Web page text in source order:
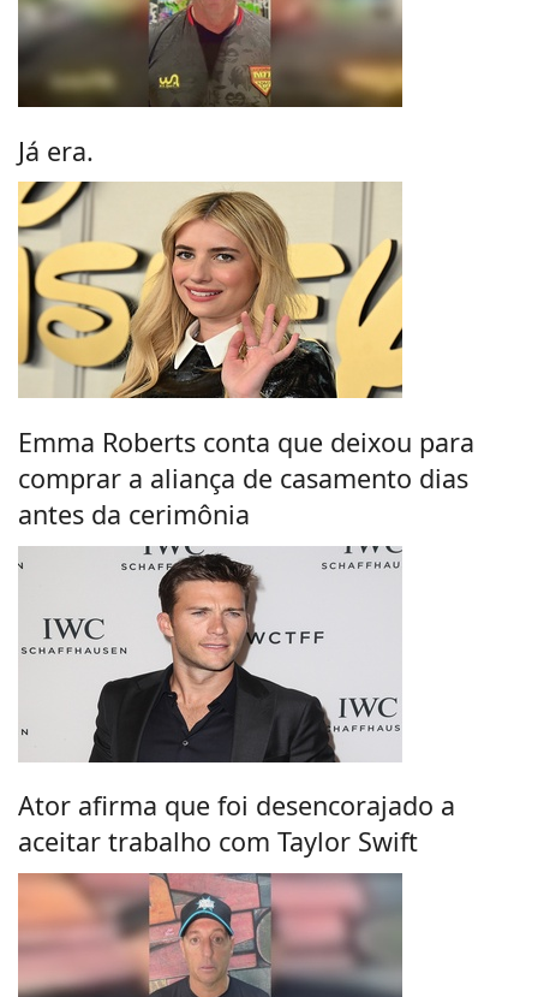
Já era.
Emma Roberts conta que deixou para
comprar a aliança de casamento dias
antes da cerimônia
Ator afirma que foi desencorajado a
aceitar trabalho com Taylor Swift